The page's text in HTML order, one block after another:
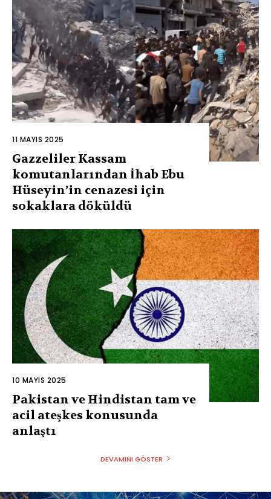
11 MAYIS 2025
Gazzeliler Kassam
komutanlarından İhab Ebu
Hüseyin’in cenazesi için
sokaklara döküldü
10 MAYIS 2025
Pakistan ve Hindistan tam ve
acil ateşkes konusunda
anlaştı
DEVAMINI GÖSTER